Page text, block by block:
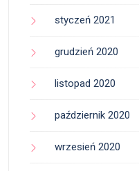
styczeń 2021
grudzień 2020
listopad 2020
październik 2020
wrzesień 2020